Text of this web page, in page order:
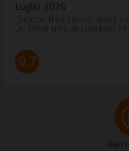
Luglio 2025
“Séjour très réussi dans
un hôte très accueillant et
9.7
Harri